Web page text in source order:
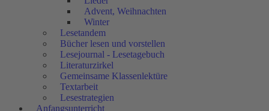
Advent, Weihnachten
Winter
Lesetandem
Bücher lesen und vorstellen
Lesejournal - Lesetagebuch
Literaturzirkel
Gemeinsame Klassenlektüre
Textarbeit
Lesestrategien
Anfangsunterricht